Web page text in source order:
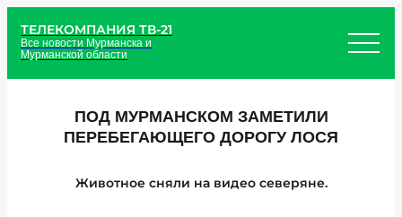
ТЕЛЕКОМПАНИЯ ТВ-21
Все новости Мурманска и
Мурманской области
ПОД МУРМАНСКОМ ЗАМЕТИЛИ
ПЕРЕБЕГАЮЩЕГО ДОРОГУ ЛОСЯ
Животное сняли на видео северяне.